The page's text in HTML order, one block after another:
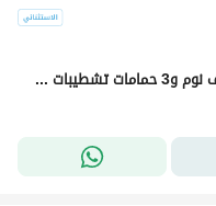
شقه للايجار المفروش بمدينة الرحاب 3 غرف نوم و3 حمامات تشطيبات خاصه فرش مودرن واضائات حديثه الشقه دور رابع باسانسير